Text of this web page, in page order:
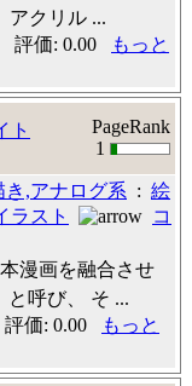
アクリル ...
評価: 0.00
もっと
PageRank
1
き,アナログ系 : 絵
ラスト
コ
漫画を融合させ
と呼び、 そ ...
価: 0.00
もっと